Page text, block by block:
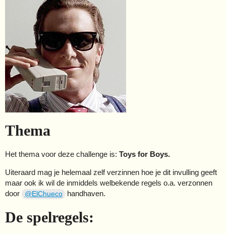
Thema
Het thema voor deze challenge is: Toys for Boys.
Uiteraard mag je helemaal zelf verzinnen hoe je dit invulling geeft
maar ook ik wil de inmiddels welbekende regels o.a. verzonnen
door
@ElChueco handhaven.
De spelregels: